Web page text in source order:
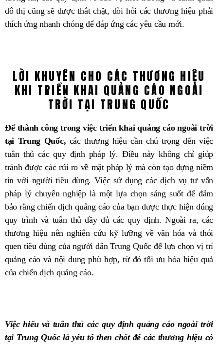
đô thị cũng sẽ được thắt chặt, đòi hỏi các thương hiệu phải
thích ứng nhanh chóng để đáp ứng các yêu cầu mới.
LỜI KHUYÊN CHO CÁC THƯƠNG HIỆU
KHI TRIỂN KHAI QUẢNG CÁO NGOÀI
TRỜI TẠI TRUNG QUỐC
Để thành công trong việc triển khai quảng cáo ngoài trời
tại Trung Quốc, các thương hiệu cần chú trọng đến việc
tuân thủ các quy định pháp lý. Điều này không chỉ giúp
tránh được các rủi ro về mặt pháp lý mà còn tạo dựng niềm
tin với người tiêu dùng. Việc sử dụng các dịch vụ tư vấn
pháp lý chuyên nghiệp là một lựa chọn sáng suốt để đảm
bảo rằng chiến dịch quảng cáo của bạn được thực hiện đúng
quy trình và tuân thủ đầy đủ các quy định. Ngoài ra, các
thương hiệu nên nghiên cứu kỹ lưỡng về văn hóa và thói
quen tiêu dùng của người dân Trung Quốc để lựa chọn vị trí
quảng cáo và nội dung phù hợp, từ đó tối ưu hóa hiệu quả
của chiến dịch quảng cáo.
Việc hiểu và tuân thủ các quy định quảng cáo ngoài trời
tại Trung Quốc là yếu tố then chốt để các thương hiệu có